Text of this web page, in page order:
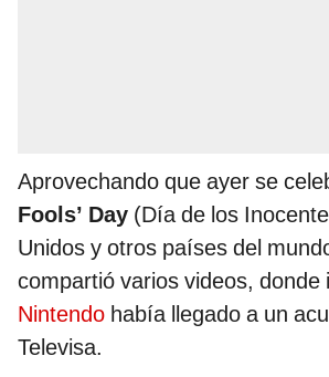
Aprovechando que ayer se
Fools’ Day (Día de los
Unidos y otros países del
compartió varios videos, donde
Nintendo había llegado a un
Televisa.